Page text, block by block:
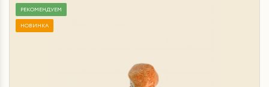
РЕКОМЕНДУЕМ
НОВИНКА